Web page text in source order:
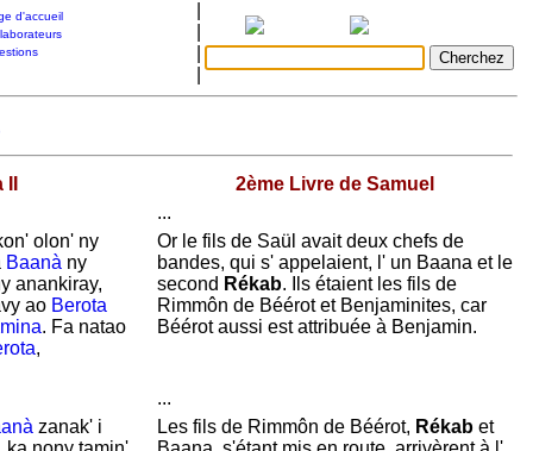
d'accueil
2ème Livre de Samuel
...
olon' ny
Baanà ny
anankiray,
ao Berota
. Fa natao
,
Or le fils de Saül avait deux chefs de
bandes, qui s' appelaient, l' un Baana et le
second Rékab. Ils étaient les fils de
Rimmôn de Béérot et Benjaminites, car
Béérot aussi est attribuée à Benjamin.
...
zanak' i
Les fils de Rimmôn de Béérot, Rékabet